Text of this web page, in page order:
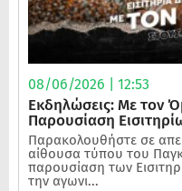
08/06/2026 | 12:53
Εκδηλώσεις: Με τον
Παρουσίαση
Παρακολουθήστε σε
αίθουσα τύπου του
παρουσίαση των
την αγωνι...